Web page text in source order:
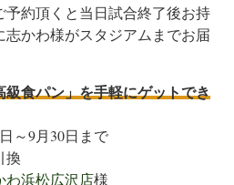
約頂くと当日試合終了後お持
かわ様がスタジアムまでお届
食パン」を手軽にゲットでき
～9月30日まで
換
わ浜松広沢店様